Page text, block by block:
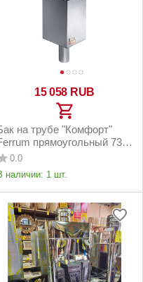
15 058 RUB
на трубе "Комфорт"
прямоугольный 73
Ф115
0.0
наличии: 1 шт.